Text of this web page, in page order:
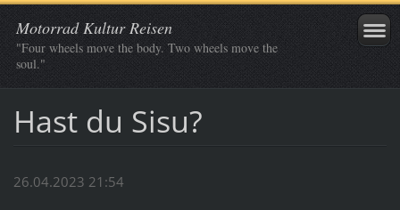
Motorrad Kultur Reisen
"Four wheels move the body. Two wheels move the
soul."
Hast du Sisu?
26.04.2023 21:54